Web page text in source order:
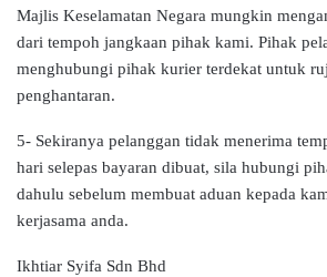
Majlis Keselamatan Negara mungkin
dari tempoh jangkaan pihak kami. Pihak
menghubungi pihak kurier terdekat untuk
penghantaran.
5- Sekiranya pelanggan tidak menerima
hari selepas bayaran dibuat, sila hubungi
dahulu sebelum membuat aduan kepada
kerjasama anda.
Ikhtiar Syifa Sdn Bhd